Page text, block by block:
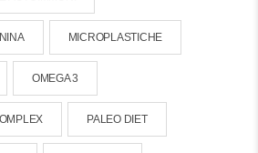
MICROPLASTICHE
OMEGA 3
PALEO DIET